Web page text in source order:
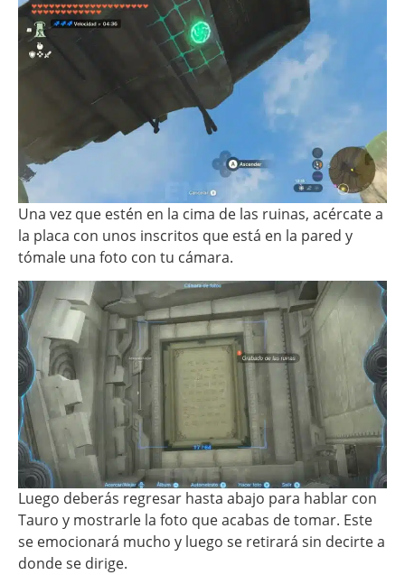
Una vez que estén en la cima de las ruinas, acércate a
la placa con unos inscritos que está en la pared y
tómale una foto con tu cámara.
Luego deberás regresar hasta abajo para hablar con
Tauro y mostrarle la foto que acabas de tomar. Este
se emocionará mucho y luego se retirará sin decirte a
donde se dirige.